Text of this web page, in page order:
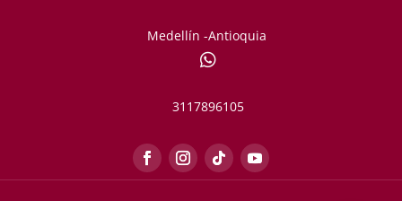
Medellín -Antioquia

3117896105